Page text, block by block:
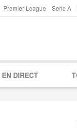
Premier League Serie A
EN DIRECT